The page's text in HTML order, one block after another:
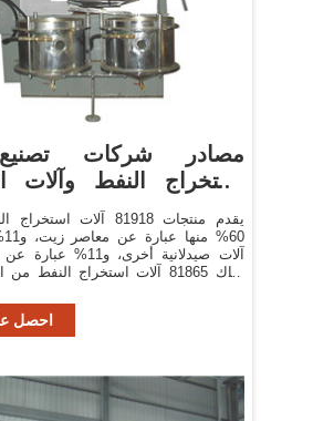
مصادر شركات
استخراج النفط وآلات
يقدم منتجات 81918 آلات
آلات صيدلانية أخرى،
هناك 81865 آلات استخراج
احصل